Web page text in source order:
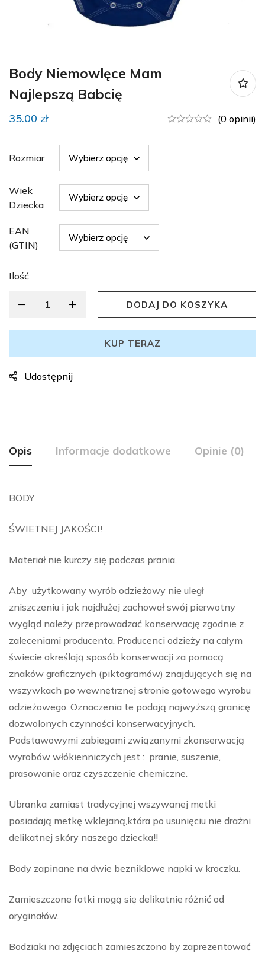
Body Niemowlęce Mam
Najlepszą Babcię
35.00 zł (0 opinii)
Rozmiar
Wiek
Dziecka
EAN
(GTIN)
Ilość
DODAJ DO KOSZYKA
KUP TERAZ
Udostępnij
Opis Informacje dodatkowe Opinie (0)
BODY
ŚWIETNEJ JAKOŚCI!
Materiał nie kurczy się podczas prania.
Aby użytkowany wyrób odzieżowy nie uległ
zniszczeniu i jak najdłużej zachował swój pierwotny
wygląd należy przeprowadzać konserwację zgodnie z
zaleceniami producenta. Producenci odzieży na całym
świecie określają sposób konserwacji za pomocą
znaków graficznych (piktogramów) znajdujących się na
wszywkach po wewnętrznej stronie gotowego wyrobu
odzieżowego. Oznaczenia te podają najwyższą granicę
dozwolonych czynności konserwacyjnych.
Podstawowymi zabiegami związanymi zkonserwacją
wyrobów włókienniczych jest : pranie, suszenie,
prasowanie oraz czyszczenie chemiczne.
Ubranka zamiast tradycyjnej wszywanej metki
posiadają metkę wklejaną,która po usunięciu nie drażni
delikatnej skóry naszego dziecka!!
Body zapinane na dwie bezniklowe napki w kroczku.
Zamieszczone fotki mogą się delikatnie różnić od
oryginałów.
Bodziaki na zdjęciach zamieszczono by zaprezentować